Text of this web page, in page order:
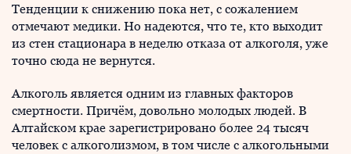
Тенденции к снижению пока нет, с сожалением
отмечают медики. Но надеются, что те, кто выходит
из стен стационара в неделю отказа от алкоголя, уже
точно сюда не вернутся.
Алкоголь является одним из главных факторов
смертности. Причём, довольно молодых людей. В
Алтайском крае зарегистрировано более 24 тысяч
человек с алкоголизмом, в том числе с алкогольными